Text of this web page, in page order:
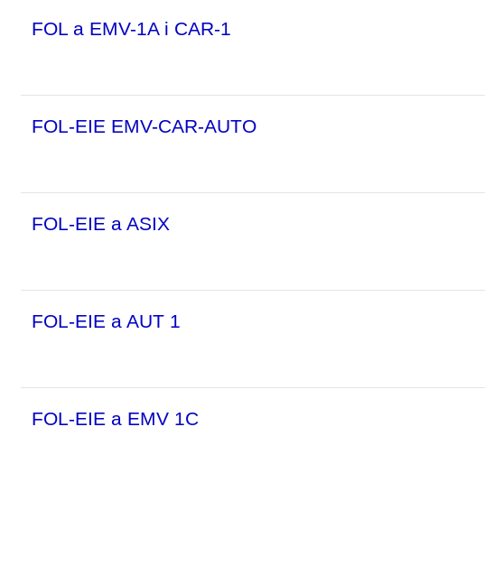
FOL a EMV-1A i CAR-1
FOL-EIE EMV-CAR-AUTO
FOL-EIE a ASIX
FOL-EIE a AUT 1
FOL-EIE a EMV 1C